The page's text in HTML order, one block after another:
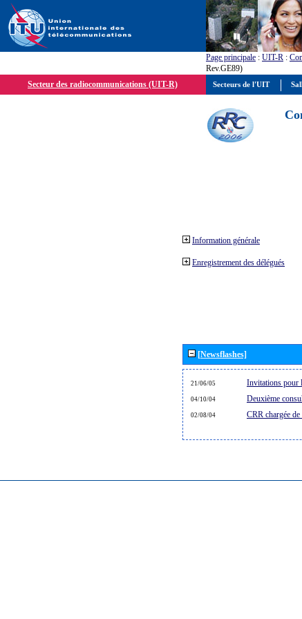
Page principale : UIT-R :
Rev.GE89)
Secteur des radiocommunications (UIT-R)
Information générale
Enregistrement des délégués
[Newsflashes]
21/06/05 Invitations pour
04/10/04 Deuxième
02/08/04 CRR chargée
Secteurs de l'UIT